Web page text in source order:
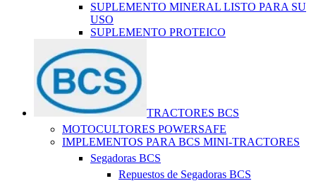
SUPLEMENTO MINERAL LISTO PARA SU
USO
SUPLEMENTO PROTEICO
TRACTORES BCS
MOTOCULTORES POWERSAFE
IMPLEMENTOS PARA BCS MINI-TRACTORES
Segadoras BCS
Repuestos de Segadoras BCS